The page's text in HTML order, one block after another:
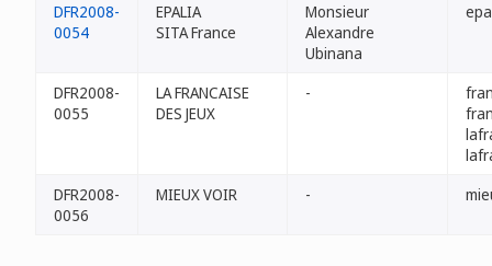
DFR2008-
0054
EPALIA
SITA France
Monsieur
Alexandre
Ubinana
DFR2008-
0055
LA FRANCAISE
DES JEUX
-
DFR2008-
0056
MIEUX VOIR -